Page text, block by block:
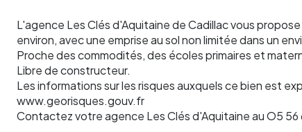
L'agence Les Clés d'Aquitaine de Cadillac vous
environ, avec une emprise au sol non limitée dans un
Proche des commodités, des écoles primaires et
Libre de constructeur.
Les informations sur les risques auxquels ce bien est
www.georisques.gouv.fr
Contactez votre agence Les Clés d'Aquitaine au O5 56